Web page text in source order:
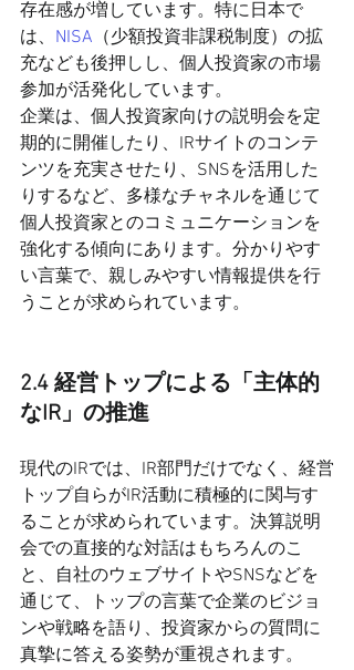
存在感が増しています。特に日本で
は、 NISA （少額投資非課税制度）の拡
充なども後押しし、個人投資家の市場
参加が活発化しています。
企業は、個人投資家向けの説明会を定
期的に開催したり、IRサイトのコンテ
ンツを充実させたり、SNSを活用した
りするなど、多様なチャネルを通じて
個人投資家とのコミュニケーションを
強化する傾向にあります。分かりやす
い言葉で、親しみやすい情報提供を行
うことが求められています。
2.4 経営トップによる「主体的
なIR」の推進
現代のIRでは、IR部門だけでなく、経営
トップ自らがIR活動に積極的に関与す
ることが求められています。決算説明
会での直接的な対話はもちろんのこ
と、自社のウェブサイトやSNSなどを
通じて、トップの言葉で企業のビジョ
ンや戦略を語り、投資家からの質問に
真摯に答える姿勢が重視されます。